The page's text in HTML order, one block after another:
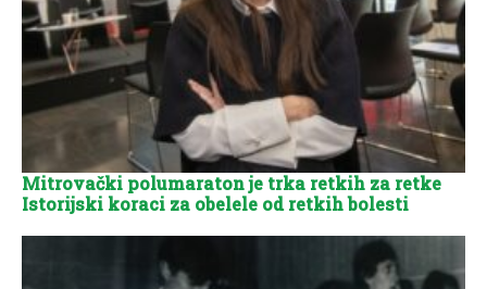
Mitrovački polumaraton je trka retkih za retke
Istorijski koraci za obelele od retkih bolesti